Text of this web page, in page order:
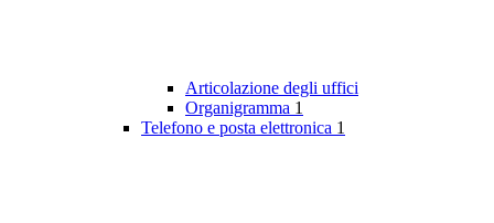
Articolazione degli uffici
Organigramma 1
Telefono e posta elettronica 1